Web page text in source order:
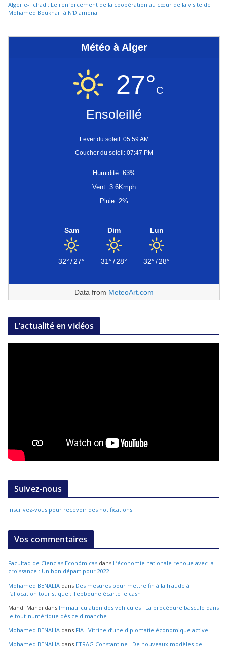
Algérie-Tchad : Le renforcement de la coopération au cœur de la visite de
Mohamed Boukhari à N’Djamena
Météo à Alger
27°C
Ensoleillé
Lever du soleil: 05:59 AM
Coucher du soleil: 07:47 PM
Humidité: 63%
Vent: 3.6Kmph
Pluie: 2%
Sam
32°/27°
Dim
31°/28°
Lun
32°/28°
Data from MeteoArt.com
L’actualité en vidéos
Suivez-nous
Inscrivez-vous pour recevoir des notifications
Vos commentaires
Facultad de Ciencias Económicas dans L’économie nationale renoue avec la
croissance : Un bon départ pour 2022
Mohamed BENALIA dans Des mesures pour mettre fin à la fraude à
l’allocation touristique : Tebboune écarte le cash !
Mahdi Mahdi dans Immatriculation des véhicules : La procédure bascule dans
le tout-numérique dès ce dimanche
Mohamed BENALIA dans FIA : Vitrine d’une diplomatie économique active
Mohamed BENALIA dans ETRAG Constantine : De nouveaux modèles de